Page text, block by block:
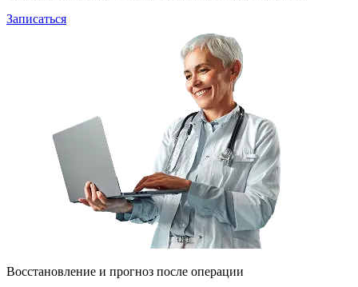
Записаться
Восстановление и прогноз после операции